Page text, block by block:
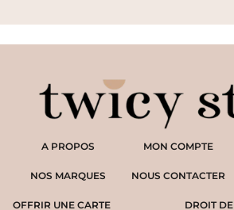
A PROPOS
NOS MARQUES
OFFRIR UNE CARTE
MON COMPTE
NOUS CONTACTER
DROIT DE